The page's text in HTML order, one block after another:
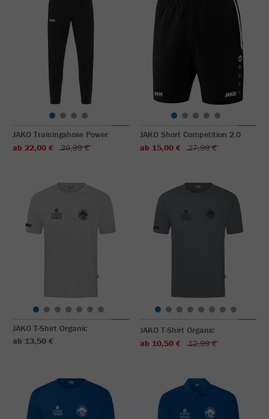
JAKO Trainingshose Power
ab 22,00 €
39,99 €
JAKO Short Competition 2.0
ab 15,00 €
27,99 €
JAKO T-Shirt Organic
ab 13,50 €
JAKO T-Shirt Organic
ab 10,50 €
12,99 €